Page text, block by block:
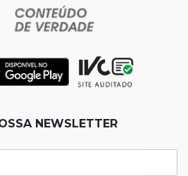
0,46% e encerra semana
policial
NEWSLETTER